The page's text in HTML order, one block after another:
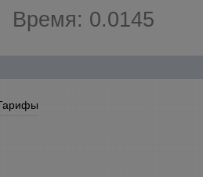
Время: 0.0145